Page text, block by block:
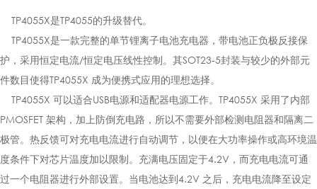
TP4055X是TP4055的升级替代。
TP4055X是一款完整的单节锂离子电池充电器，带电池正负极反接保
护，采用恒定电流/恒定电压线性控制。其SOT23-5封装与较少的外部元
件数目使得TP4055X 成为便携式应用的理想选择。
TP4055X 可以适合USB电源和适配器电源工作。TP4055X 采用了内部
PMOSFET 架构，加上防倒充电路，所以不需要外部检测电阻器和隔离二
极管。热反馈可对充电电流进行自动调节，以便在大功率操作或高环境温
度条件下对芯片温度加以限制。充满电压固定于4.2V，而充电电流可通
过一个电阻器进行外部设置。当电池达到4.2V 之后，充电电流降至设定